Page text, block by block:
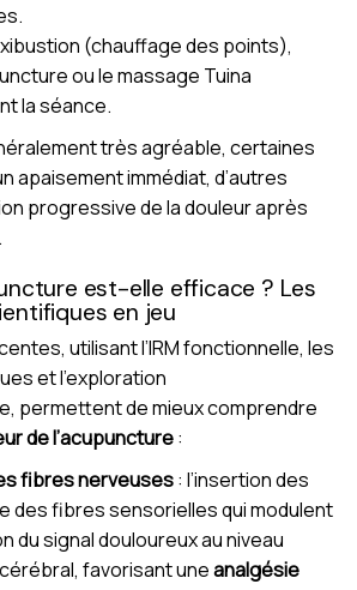
(chauffage des points),
ou le massage Tuina
la séance.
très agréable, certaines
apaisement immédiat, d’autres
progressive de la douleur après
est-elle efficace ? Les
en jeu
utilisant l’IRM fonctionnelle, les
et l’exploration
permettent de mieux comprendre
de l’acupuncture:
fibres nerveuses: l’insertion des
des fibres sensorielles qui modulent
du signal douloureux au niveau
favorisant uneanalgésie